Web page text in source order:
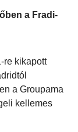
a Fradi-
re kikapott
a Groupama
kellemes